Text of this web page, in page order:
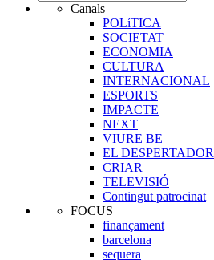
Canals
POLíTICA
SOCIETAT
ECONOMIA
CULTURA
INTERNACIONAL
ESPORTS
IMPACTE
NEXT
VIURE BE
EL DESPERTADOR
CRIAR
TELEVISIÓ
Contingut patrocinat
FOCUS
finançament
barcelona
sequera